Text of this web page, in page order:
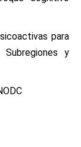
para
y